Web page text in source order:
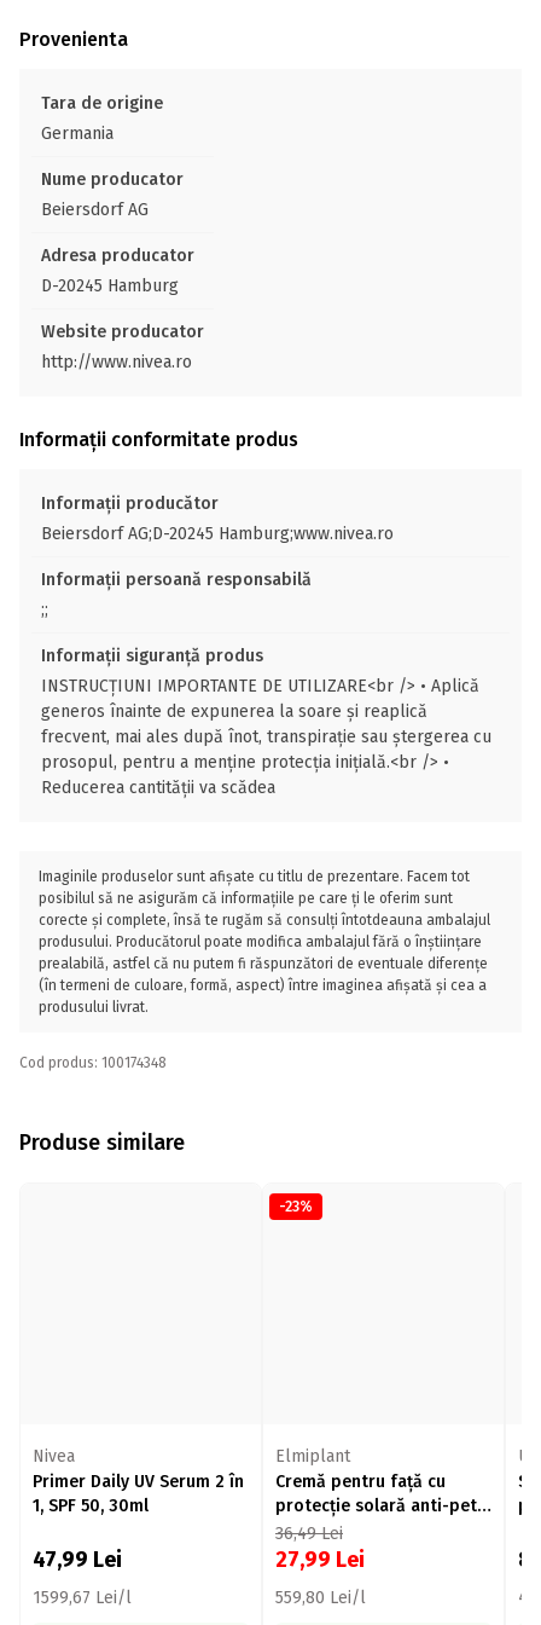
Provenienta
Tara de origine
Germania
Nume producator
Beiersdorf AG
Adresa producator
D-20245 Hamburg
Website producator
http://www.nivea.ro
Informații conformitate produs
Informații producător
Beiersdorf AG;D-20245 Hamburg;www.nivea.ro
Informații persoană responsabilă
;;
Informații siguranță produs
INSTRUCȚIUNI IMPORTANTE DE UTILIZARE<br /> • Aplică
generos înainte de expunerea la soare și reaplică
frecvent, mai ales după înot, transpirație sau ștergerea cu
prosopul, pentru a menține protecția inițială.<br /> •
Reducerea cantității va scădea
Imaginile produselor sunt afișate cu titlu de prezentare. Facem tot
posibilul să ne asigurăm că informațiile pe care ți le oferim sunt
corecte și complete, însă te rugăm să consulți întotdeauna ambalajul
produsului. Producătorul poate modifica ambalajul fără o înștiințare
prealabilă, astfel că nu putem fi răspunzători de eventuale diferențe
(în termeni de culoare, formă, aspect) între imaginea afișată și cea a
produsului livrat.
Cod produs: 100174348
Produse similare
Nivea
Primer Daily UV Serum 2 în
1, SPF 50, 30ml
47,99 Lei
1599,67 Lei/l
-23%
Elmiplant
Cremă pentru față cu
protecție solară anti-pete
pigmentare SPF 50, 50ml
36,49Lei
27,99 Lei
559,80 Lei/l